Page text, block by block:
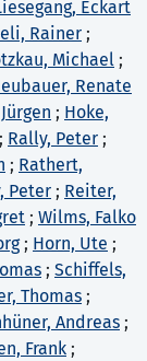
Eckart
Rainer ;
Michael ;
Renate
; Hoke,
; Rally, Peter ;
; Rathert,
Peter ; Reiter,
; Wilms, Falko
; Horn, Ute ;
; Schiffels,
Thomas ;
Andreas ;
Frank ;